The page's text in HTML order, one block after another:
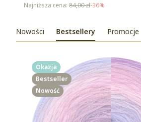
Najniższa cena: 84,00 zł-36%
Nowości Bestsellery Promocje
Okazja
Bestseller
Nowość